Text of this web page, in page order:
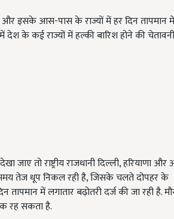
और इसके आस-पास के राज्यों में हर दिन तापमान में
देश के कई राज्यों में हल्की बारिश होने की चेतावनी
तो राष्ट्रीय राजधानी दिल्ली, हरियाणा और
तेज धूप निकल रही है, जिसके चलते दोपहर के
तापमान में लगातार बढ़ोतरी दर्ज की जा रही है.
रह सकता है.